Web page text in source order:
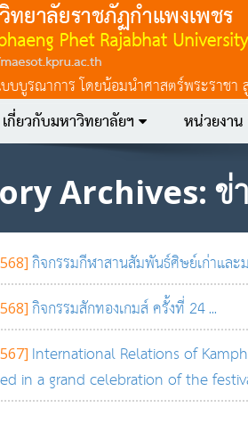
บบูรณาการ โดยน้อมนำศาสตร์พระราชา
เกี่ยวกับมหาวิทยาลัยฯ หน่วยงาน
Archives: ข่
กิจกรรมกีฬาสานสัมพันธ์ศิษย์เก่าแล
กิจกรรมสักทองเกมส์ ครั้งที่ 24...
International Relations of
in a grand celebration of the